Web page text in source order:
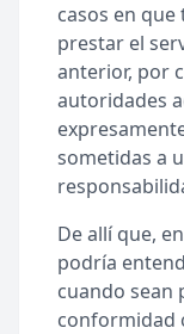
casos en
prestar el
anterior, por
autoridades
sometidas a
De allí que,
podría
cuando sean
conformidad